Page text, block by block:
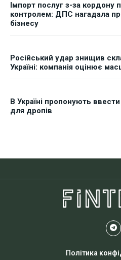
Імпорт послуг з-за
контролем: ДПС нагадала
бізнесу
Російський удар знищив
Україні: компанія оцінює
В Україні пропонують
для дропів
Політика